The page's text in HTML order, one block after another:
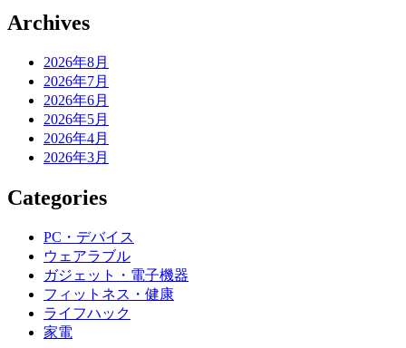
Archives
2026年8月
2026年7月
2026年6月
2026年5月
2026年4月
2026年3月
Categories
PC・デバイス
ウェアラブル
ガジェット・電子機器
フィットネス・健康
ライフハック
家電